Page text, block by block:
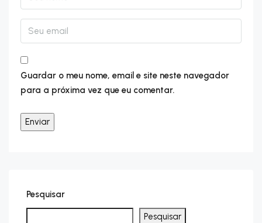
Guardar o meu nome, email e site neste navegador
para a próxima vez que eu comentar.
Pesquisar
Pesquisar